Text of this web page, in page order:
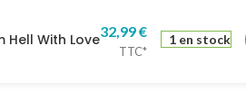
Hell With Love32,99€
TTC*
1 en stock